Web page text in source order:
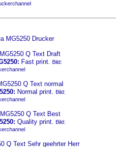
Fast print.
Bild:
Normal print.
Bild:
Quality print.
Bild: